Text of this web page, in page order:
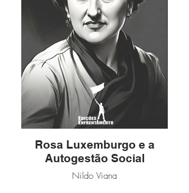
Rosa Luxemburgo e a
Autogestão Social
Nildo Viana